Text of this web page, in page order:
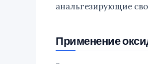
анальгезирующие
Применение